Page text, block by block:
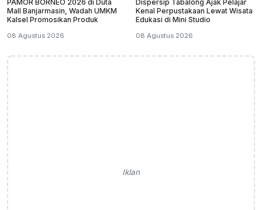
PAMOR BORNEO 2026 di Duta
Mall Banjarmasin, Wadah UMKM
Kalsel Promosikan Produk
08 Agustus 2026
Dispersip Tabalong Ajak Pelajar
Kenal Perpustakaan Lewat Wisata
Edukasi di Mini Studio
08 Agustus 2026
Iklan